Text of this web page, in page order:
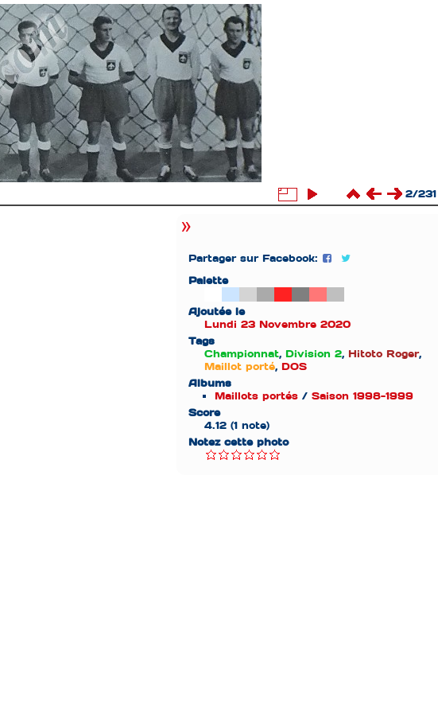
2/231
Partager sur Facebook:
Palette
Ajoutée le
Lundi 23 Novembre 2020
Tags
Championnat, Division 2, Hitoto Roger,
Maillot porté, DOS
Albums
Maillots portés/ Saison 1998-1999
Score
4.12 (1 note)
Notez cette photo